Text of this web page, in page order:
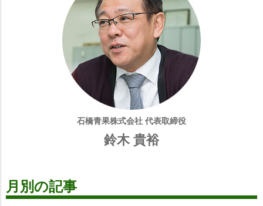
石橋青果株式会社 代表取締役
鈴木 貴裕
月別の記事